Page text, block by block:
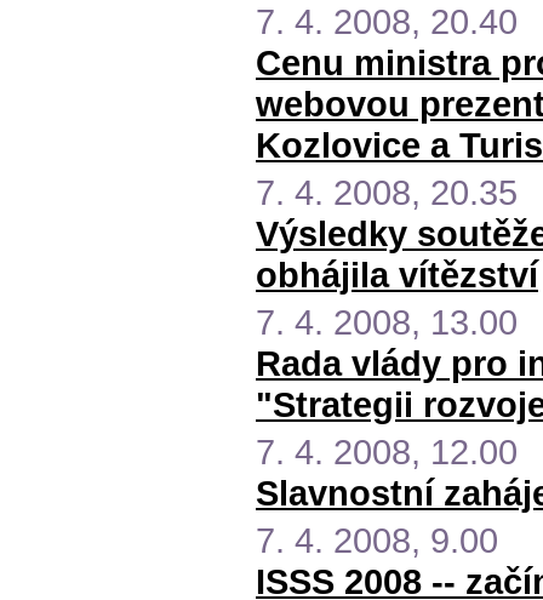
7. 4. 2008, 20.40
Cenu ministra
webovou
Kozlovice a
7. 4. 2008, 20.35
Výsledky
obhájila vítězství
7. 4. 2008, 13.00
Rada vlády pro
"Strategii
7. 4. 2008, 12.00
Slavnostní
7. 4. 2008, 9.00
ISSS 2008 --